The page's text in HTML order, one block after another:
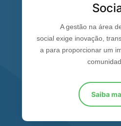
A gestão na área
social exige inovação,
a para proporcionar um
Saiba